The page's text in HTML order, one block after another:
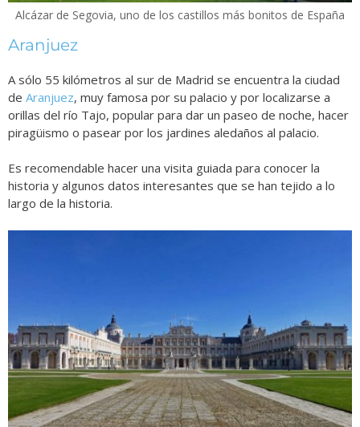
Alcázar de Segovia, uno de los castillos más bonitos de España
Aranjuez
A sólo 55 kilómetros al sur de Madrid se encuentra la ciudad
de Aranjuez, muy famosa por su palacio y por localizarse a
orillas del río Tajo, popular para dar un paseo de noche, hacer
piragüismo o pasear por los jardines aledaños al palacio.
Es recomendable hacer una visita guiada para conocer la
historia y algunos datos interesantes que se han tejido a lo
largo de la historia.